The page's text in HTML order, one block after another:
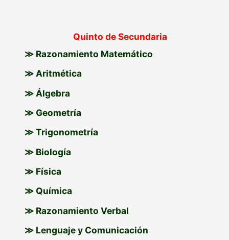
Quinto de Secundaria
≫ Razonamiento Matemático
≫ Aritmética
≫ Álgebra
≫ Geometría
≫ Trigonometría
≫ Biología
≫ Física
≫ Química
≫ Razonamiento Verbal
≫ Lenguaje y Comunicación